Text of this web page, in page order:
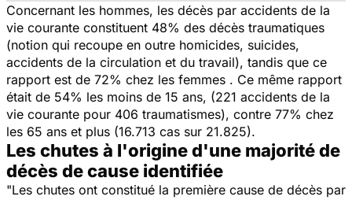
Concernant les hommes, les décès par accidents de la
vie courante constituent 48% des décès traumatiques
(notion qui recoupe en outre homicides, suicides,
accidents de la circulation et du travail), tandis que ce
rapport est de 72% chez les femmes . Ce même rapport
était de 54% les moins de 15 ans, (221 accidents de la
vie courante pour 406 traumatismes), contre 77% chez
les 65 ans et plus (16.713 cas sur 21.825).
Les chutes à l'origine d'une majorité de
décès de cause identifiée
"Les chutes ont constitué la première cause de décès par